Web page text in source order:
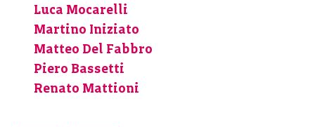
Luca Mocarelli
Martino Iniziato
Matteo Del Fabbro
Piero Bassetti
Renato Mattioni